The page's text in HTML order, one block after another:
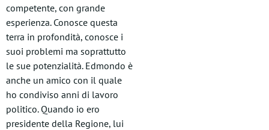
competente, con grande
esperienza. Conosce questa
terra in profondità, conosce i
suoi problemi ma soprattutto
le sue potenzialità. Edmondo è
anche un amico con il quale
ho condiviso anni di lavoro
politico. Quando io ero
presidente della Regione, lui